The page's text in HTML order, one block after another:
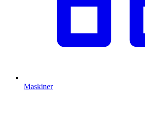
Maskiner